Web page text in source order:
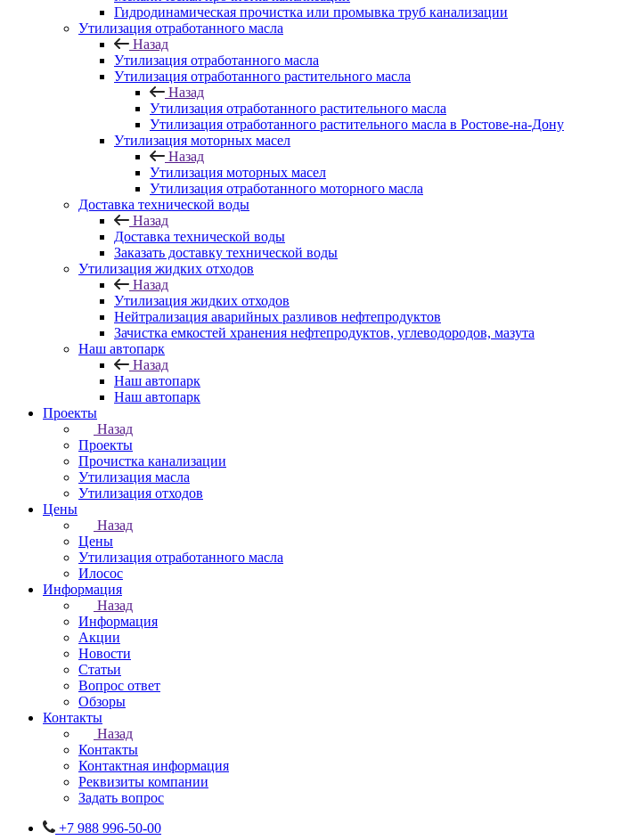
Гидродинамическая прочистка или промывка труб канализации
Утилизация отработанного масла
Назад
Утилизация отработанного масла
Утилизация отработанного растительного масла
Назад
Утилизация отработанного растительного масла
Утилизация отработанного растительного масла в Ростове-на-Дону
Утилизация моторных масел
Назад
Утилизация моторных масел
Утилизация отработанного моторного масла
Доставка технической воды
Назад
Доставка технической воды
Заказать доставку технической воды
Утилизация жидких отходов
Назад
Утилизация жидких отходов
Нейтрализация аварийных разливов нефтепродуктов
Зачистка емкостей хранения нефтепродуктов, углеводородов, мазута
Наш автопарк
Назад
Наш автопарк
Наш автопарк
Проекты
Назад
Проекты
Прочистка канализации
Утилизация масла
Утилизация отходов
Цены
Назад
Цены
Утилизация отработанного масла
Илосос
Информация
Назад
Информация
Акции
Новости
Статьи
Вопрос ответ
Обзоры
Контакты
Назад
Контакты
Контактная информация
Реквизиты компании
Задать вопрос
+7 988 996-50-00